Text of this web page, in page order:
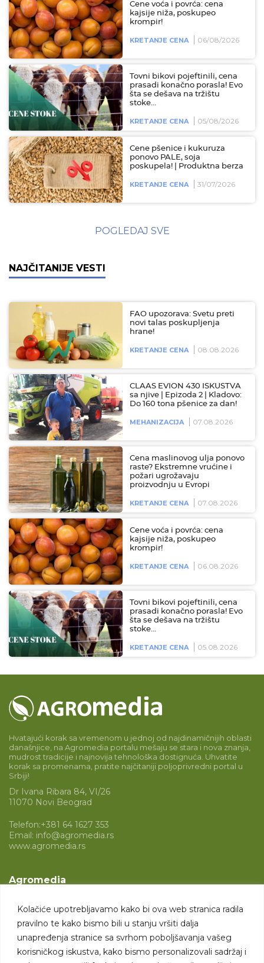
Kolačiće upotrebljavamo kako bi ova web stranica radila
pravilno te kako bismo bili u stanju vršiti dalja
unapređenja stranice sa svrhom poboljšavanja vašeg
korisničkog iskustva, kako bismo personalizovali sadržaj i
Cene voća i povrća: cena
kajsije niža, poskupeo
krompir!
KRETANJE CENA 06/08/2026
Tovni bikovi pojeftinili, cena
prasadi konačno porasla! Evo
šta se dešava na tržištu
stoke...
KRETANJE CENA 05/08/2026
Cene pšenice i kukuruza
ponovo PALE, soja
poskupela! | Produktna berza
KRETANJE CENA 31/07/2026
POGLEDAJ SVE
NAJČITANIJE VESTI
FAO upozorava: Svetu preti
novi talas poskupljenja
hrane!
KRETANJE CENA 08.08.2026
CLAAS EVION 430 ISKUSTVA
sa njive | Epizoda 2 | Kladovo:
Do 160 tona pšenice za dan!
MEHANIZACIJA 07.08.2026
Cena maslinovog ulja ponovo
raste? Ekstremne vrućine i
požari ugrožavaju
proizvodnju u Evropi
KRETANJE CENA 07.08.2026
Cene voća i povrća: cena
kajsije niža, poskupeo
krompir!
KRETANJE CENA 06.08.2026
Tovni bikovi pojeftinili, cena
prasadi konačno porasla! Evo
šta se dešava na tržištu
stoke…
KRETANJE CENA 05.08.2026
Hvatajući korak sa vremenom u jednoj od najdinamičnijih oblasti
današnjice, na Agromedia portalu mešaju se stara i nova znanja,
mudrost tradicije i najnovija tehnološka dostignuća. Uhvatite
korak sa promenama, pratite najčitaniji poljoprivredni portal u
Srbiji!
Dr Ivana Ribara 84, VI/26
11070 Novi Beograd
Telefon:+381 64 1627 353
Email: info@agromedia.rs
www.agromedia.rs
Agromedia
Svet poljoprivrede
Marketing usluge
Tražimo saradnike